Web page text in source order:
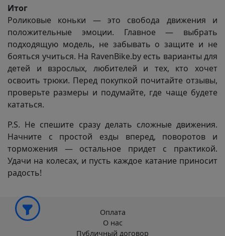
Итог
Роликовые коньки — это свобода движения и
положительные эмоции. Главное — выбрать
подходящую модель, не забывать о защите и не
бояться учиться. На RavenBike.by есть варианты для
детей и взрослых, любителей и тех, кто хочет
освоить трюки. Перед покупкой почитайте отзывы,
проверьте размеры и подумайте, где чаще будете
кататься.
P.S. Не спешите сразу делать сложные движения.
Начните с простой езды вперед, поворотов и
торможения — остальное придет с практикой.
Удачи на колесах, и пусть каждое катание приносит
радость!
Оплата
О нас
Публичный договор